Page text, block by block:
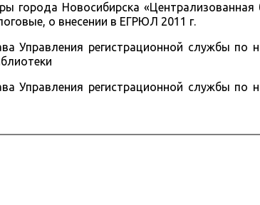
города Новосибирска «Централизованная
о внесении в ЕГРЮЛ 2011 г.
Управления регистрационной службы по
Управления регистрационной службы по